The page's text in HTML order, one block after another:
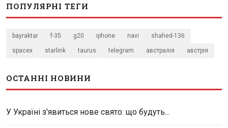
ПОПУЛЯРНІ ТЕГИ
bayraktar f-35 g20 iphone navi shahed-136
spacex starlink taurus telegram австралія австрія
ОСТАННІ НОВИНИ
У Україні з'явиться нове свято: що будуть...